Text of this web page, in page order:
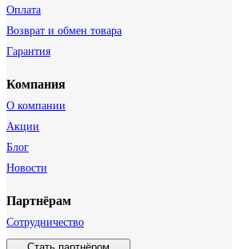
Оплата
Возврат и обмен товара
Гарантия
Компания
О компании
Акции
Блог
Новости
Партнёрам
Сотрудничество